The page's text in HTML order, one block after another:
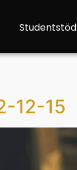
Studentstöd
12-15